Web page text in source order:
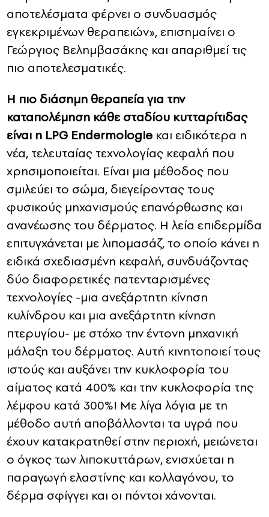
αποτελέσματα φέρνει ο συνδυασμός
εγκεκριμένων θεραπειών», επισημαίνει ο
Γεώργιος Βελημβασάκης και απαριθμεί τις
πιο αποτελεσματικές.
Η πιο διάσημη θεραπεία για την
καταπολέμηση κάθε σταδίου κυτταρίτιδας
είναι η LPG Endermologie και ειδικότερα η
νέα, τελευταίας τεχνολογίας κεφαλή που
χρησιμοποιείται. Είναι μια μέθοδος που
σμιλεύει το σώμα, διεγείροντας τους
φυσικούς μηχανισμούς επανόρθωσης και
ανανέωσης του δέρματος. Η λεία επιδερμίδα
επιτυγχάνεται με λιπομασάζ, το οποίο κάνει η
ειδικά σχεδιασμένη κεφαλή, συνδυάζοντας
δύο διαφορετικές πατενταρισμένες
τεχνολογίες -μια ανεξάρτητη κίνηση
κυλίνδρου και μια ανεξάρτητη κίνηση
πτερυγίου- με στόχο την έντονη μηχανική
μάλαξη του δέρματος. Αυτή κινητοποιεί τους
ιστούς και αυξάνει την κυκλοφορία του
αίματος κατά 400% και την κυκλοφορία της
λέμφου κατά 300%! Με λίγα λόγια με τη
μέθοδο αυτή αποβάλλονται τα υγρά που
έχουν κατακρατηθεί στην περιοχή, μειώνεται
ο όγκος των λιποκυττάρων, ενισχύεται η
παραγωγή ελαστίνης και κολλαγόνου, το
δέρμα σφίγγει και οι πόντοι χάνονται.